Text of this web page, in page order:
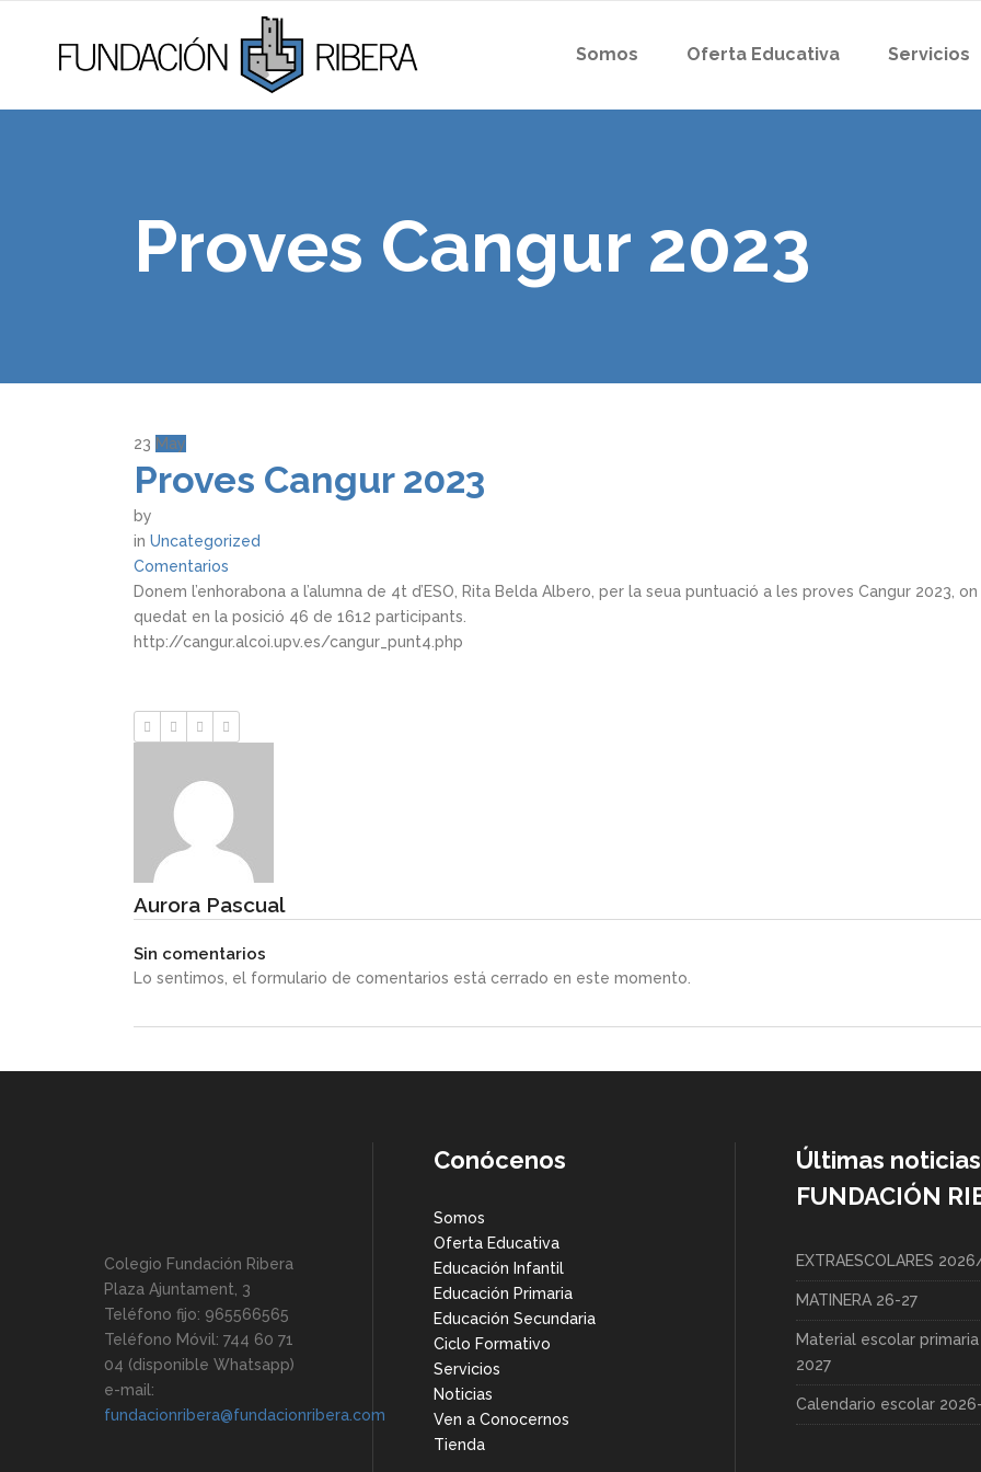
Somos Oferta Educativa Servicios
Proves Cangur 2023
23 May
Proves Cangur 2023
by
in Uncategorized
Comentarios
Donem l’enhorabona a l’alumna de 4t d’ESO, Rita Belda Albero, per la seua puntuació a les proves Cangur 2023, on
quedat en la posició 46 de 1612 participants.
http://cangur.alcoi.upv.es/cangur_punt4.php
Aurora Pascual
Sin comentarios
Lo sentimos, el formulario de comentarios está cerrado en este momento.
Colegio Fundación Ribera
Plaza Ajuntament, 3
Teléfono fijo: 965566565
Teléfono Móvil: 744 60 71
04 (disponible Whatsapp)
e-mail:
fundacionribera@fundacionribera.com
Conócenos
Somos
Oferta Educativa
Educación Infantil
Educación Primaria
Educación Secundaria
Ciclo Formativo
Servicios
Noticias
Ven a Conocernos
Tienda
Últimas noticias
FUNDACIÓN
EXTRAESCOLARES
MATINERA 26-27
Material escolar
2027
Calendario escolar